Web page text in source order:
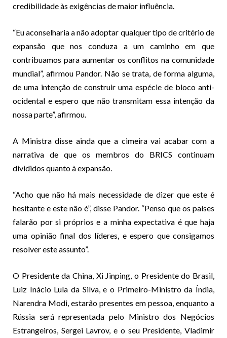
credibilidade às exigências de maior influência.
“Eu aconselharia a não adoptar qualquer tipo de critério de
expansão que nos conduza a um caminho em que
contribuamos para aumentar os conflitos na comunidade
mundial”, afirmou Pandor. Não se trata, de forma alguma,
de uma intenção de construir uma espécie de bloco anti-
ocidental e espero que não transmitam essa intenção da
nossa parte”, afirmou.
A Ministra disse ainda que a cimeira vai acabar com a
narrativa de que os membros do BRICS continuam
divididos quanto à expansão.
“Acho que não há mais necessidade de dizer que este é
hesitante e este não é”, disse Pandor. “Penso que os países
falarão por si próprios e a minha expectativa é que haja
uma opinião final dos líderes, e espero que consigamos
resolver este assunto”.
O Presidente da China, Xi Jinping, o Presidente do Brasil,
Luiz Inácio Lula da Silva, e o Primeiro-Ministro da Índia,
Narendra Modi, estarão presentes em pessoa, enquanto a
Rússia será representada pelo Ministro dos Negócios
Estrangeiros, Sergei Lavrov, e o seu Presidente, Vladimir